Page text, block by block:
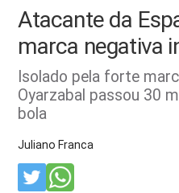
Atacante da
marca negativa
Isolado pela forte
Oyarzabal passou 30
bola
Juliano Franca